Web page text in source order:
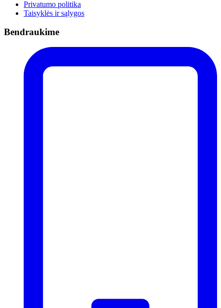
Privatumo politika
Taisyklės ir sąlygos
Bendraukime